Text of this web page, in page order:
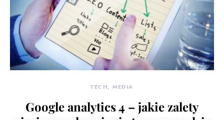
TECH, MEDIA
Google analytics 4 – jakie zalety